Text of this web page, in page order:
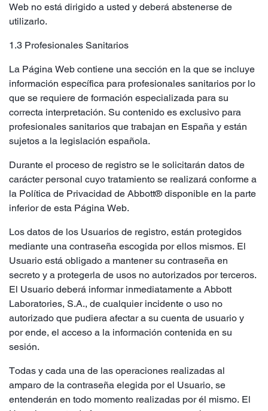
Web no está dirigido a usted y deberá abstenerse de
utilizarlo.
1.3 Profesionales Sanitarios
La Página Web contiene una sección en la que se incluye
información específica para profesionales sanitarios por lo
que se requiere de formación especializada para su
correcta interpretación. Su contenido es exclusivo para
profesionales sanitarios que trabajan en España y están
sujetos a la legislación española.
Durante el proceso de registro se le solicitarán datos de
carácter personal cuyo tratamiento se realizará conforme a
la Política de Privacidad de Abbott® disponible en la parte
inferior de esta Página Web.
Los datos de los Usuarios de registro, están protegidos
mediante una contraseña escogida por ellos mismos. El
Usuario está obligado a mantener su contraseña en
secreto y a protegerla de usos no autorizados por terceros.
El Usuario deberá informar inmediatamente a Abbott
Laboratories, S.A., de cualquier incidente o uso no
autorizado que pudiera afectar a su cuenta de usuario y
por ende, el acceso a la información contenida en su
sesión.
Todas y cada una de las operaciones realizadas al
amparo de la contraseña elegida por el Usuario, se
entenderán en todo momento realizadas por él mismo. El